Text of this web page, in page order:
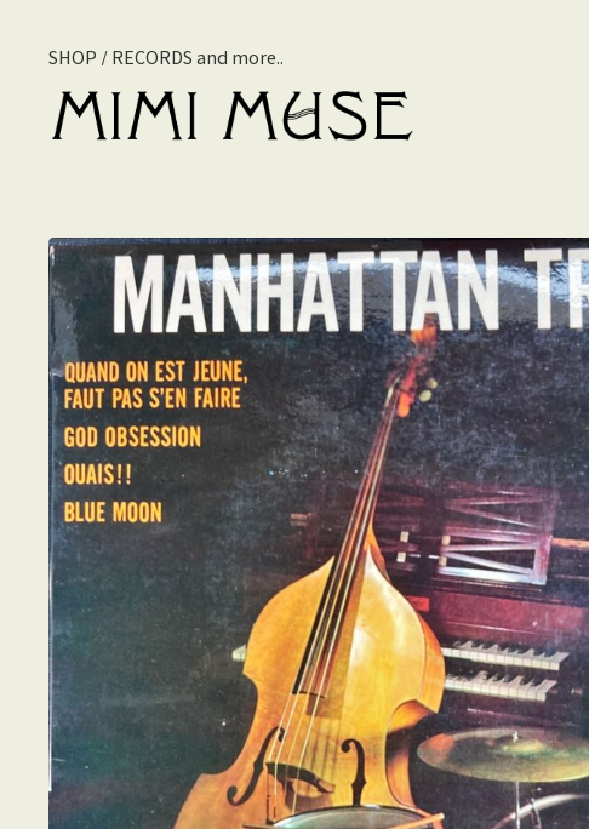
SHOP / RECORDS and more..